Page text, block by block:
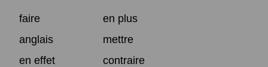
faire
en plus
anglais
mettre
en effet
contraire